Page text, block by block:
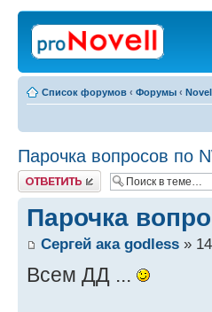
Список форумов ‹ Форумы ‹
Парочка вопросов по
Ответить
Парочка
Сергей ака godless »
Всем ДД ...